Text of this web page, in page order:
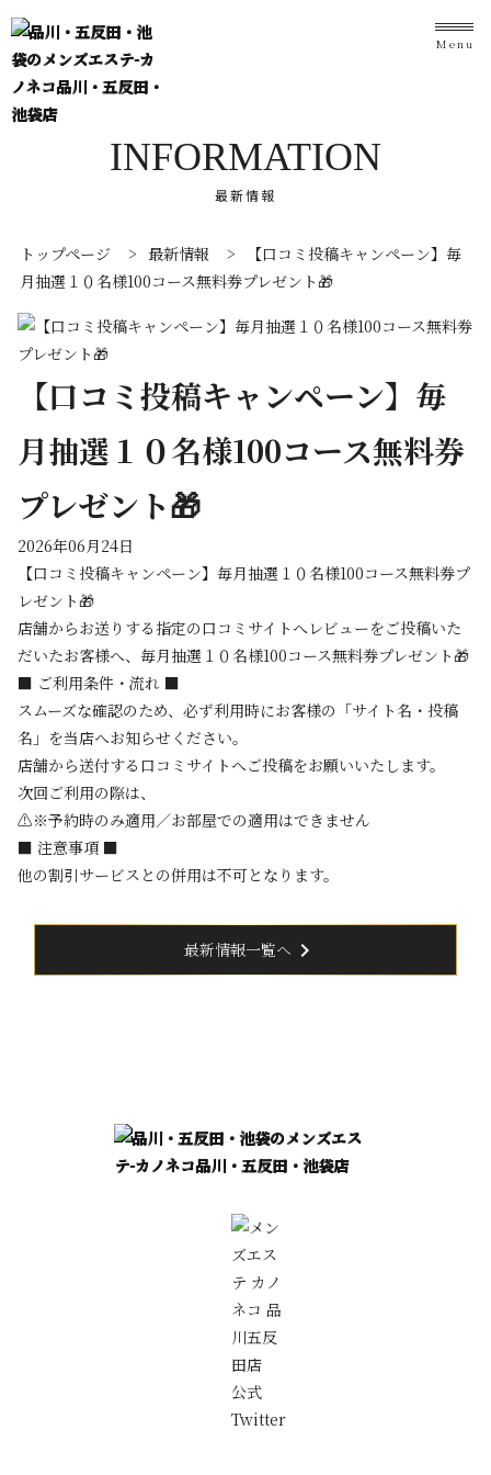
Menu
最新情報
INFORMATION
トップページ > 最新情報 >
【口コミ投稿キャンペーン】毎
月抽選１０名様100コース無料券プレゼント🎁
【口コミ投稿キャンペーン】毎
月抽選１０名様100コース無料券
プレゼント🎁
2026年06月24日
【口コミ投稿キャンペーン】毎月抽選１０名様100コース無料券プ
レゼント🎁
店舗からお送りする指定の口コミサイトへレビューをご投稿いた
だいたお客様へ、毎月抽選１０名様100コース無料券プレゼント🎁
■ ご利用条件・流れ ■
スムーズな確認のため、必ず利用時にお客様の「サイト名・投稿
名」を当店へお知らせください。
店舗から送付する口コミサイトへご投稿をお願いいたします。
次回ご利用の際は、
⚠️※予約時のみ適用／お部屋での適用はできません
■ 注意事項 ■
他の割引サービスとの併用は不可となります。
最新情報一覧へ chevron_right